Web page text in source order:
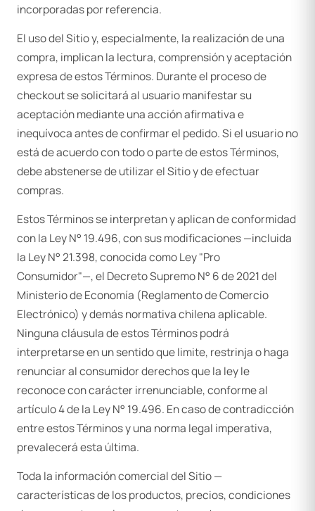
incorporadas por referencia.
El uso del Sitio y, especialmente, la realización de una
compra, implican la lectura, comprensión y aceptación
expresa de estos Términos. Durante el proceso de
checkout se solicitará al usuario manifestar su
aceptación mediante una acción afirmativa e
inequívoca antes de confirmar el pedido. Si el usuario no
está de acuerdo con todo o parte de estos Términos,
debe abstenerse de utilizar el Sitio y de efectuar
compras.
Estos Términos se interpretan y aplican de conformidad
con la Ley N° 19.496, con sus modificaciones —incluida
la Ley N° 21.398, conocida como Ley "Pro
Consumidor"—, el Decreto Supremo N° 6 de 2021 del
Ministerio de Economía (Reglamento de Comercio
Electrónico) y demás normativa chilena aplicable.
Ninguna cláusula de estos Términos podrá
interpretarse en un sentido que limite, restrinja o haga
renunciar al consumidor derechos que la ley le
reconoce con carácter irrenunciable, conforme al
artículo 4 de la Ley N° 19.496. En caso de contradicción
entre estos Términos y una norma legal imperativa,
prevalecerá esta última.
Toda la información comercial del Sitio —
características de los productos, precios, condiciones